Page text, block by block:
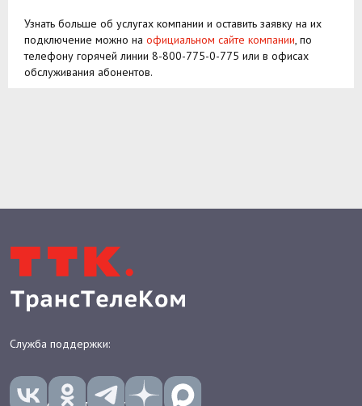
Узнать больше об услугах компании и оставить заявку на их
подключение можно на официальном сайте компании, по
телефону горячей линии 8-800-775-0-775 или в офисах
обслуживания абонентов.
welcome@ttk.ru
Интернет
Интернет и ТВ
Телевидение
Оборудование
Бонусная программа
Поддержка
ДЛЯ БИЗНЕСА